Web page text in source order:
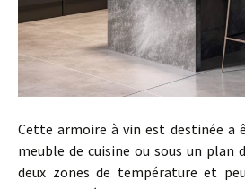
Cette armoire à vin est destinée a
meuble de cuisine ou sous un plan
deux zones de température et